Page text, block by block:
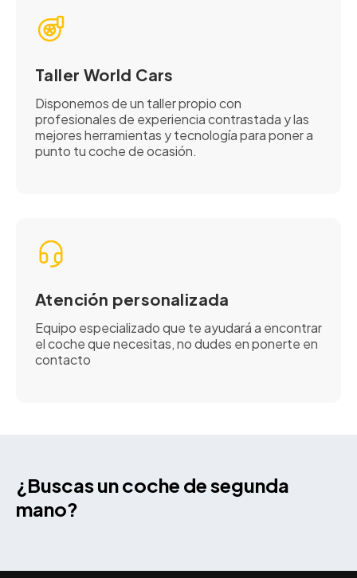
Taller World Cars
Disponemos de un taller propio con
profesionales de experiencia contrastada y las
mejores herramientas y tecnología para poner a
punto tu coche de ocasión.
Atención personalizada
Equipo especializado que te ayudará a encontrar
el coche que necesitas, no dudes en ponerte en
contacto
¿Buscas un coche de segunda
mano?